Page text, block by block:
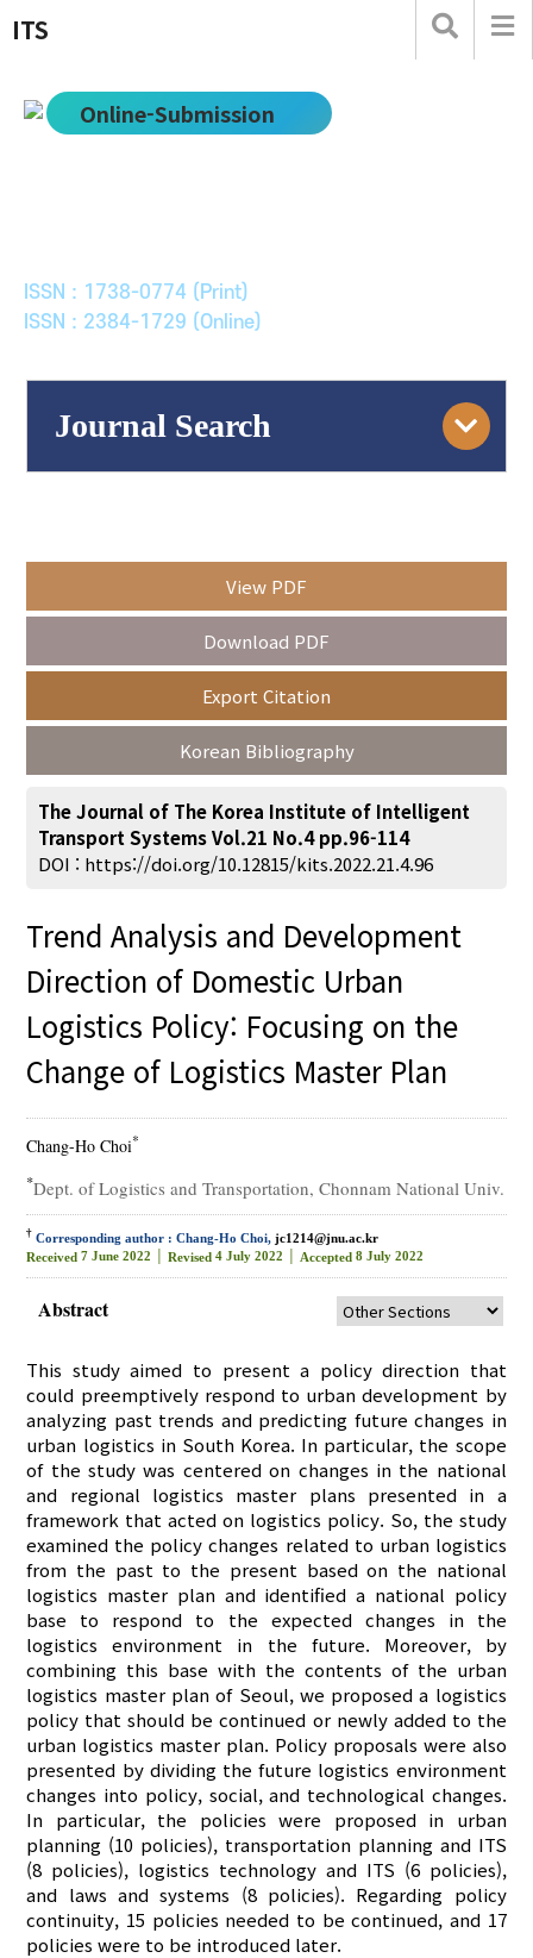
ITS
Online-Submission
ISSN : 1738-0774 (Print)
ISSN : 2384-1729 (Online)
Journal Search
Year(s) :
to
Adode Reader(link)
View PDF
Download PDF
Export Citation
Korean Bibliography
The Journal of The Korea Institute of Intelligent
Transport Systems Vol.21 No.4 pp.96-114
DOI : https://doi.org/10.12815/kits.2022.21.4.96
Trend Analysis and Development
Direction of Domestic Urban
Logistics Policy: Focusing on the
Change of Logistics Master Plan
Chang-Ho Choi*
*Dept. of Logistics and Transportation, Chonnam National Univ.
† Corresponding author : Chang-Ho Choi,jc1214@jnu.ac.kr
Received 7 June 2022 │Revised 4 July 2022 │ Accepted 8 July 2022
Abstract
This study aimed to present a policy direction that
could preemptively respond to urban development by
analyzing past trends and predicting future changes in
urban logistics in South Korea. In particular, the scope
of the study was centered on changes in the national
and regional logistics master plans presented in a
framework that acted on logistics policy. So, the study
examined the policy changes related to urban logistics
from the past to the present based on the national
logistics master plan and identified a national policy
base to respond to the expected changes in the
logistics environment in the future. Moreover, by
combining this base with the contents of the urban
logistics master plan of Seoul, we proposed a logistics
policy that should be continued or newly added to the
urban logistics master plan. Policy proposals were also
presented by dividing the future logistics environment
changes into policy, social, and technological changes.
In particular, the policies were proposed in urban
planning (10 policies), transportation planning and ITS
(8 policies), logistics technology and ITS (6 policies),
and laws and systems (8 policies). Regarding policy
continuity, 15 policies needed to be continued, and 17
policies were to be introduced later.